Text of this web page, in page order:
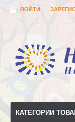
ВОЙТИ
КАТЕГОРИИ